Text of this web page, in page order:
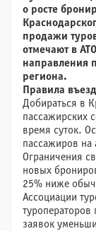
о росте
продажи
отмечают в
направления
региона.
Правила
Добираться в
пассажирских
время суток.
пассажиров на
Ограничения
новых
25% ниже
Ассоциации
заявок